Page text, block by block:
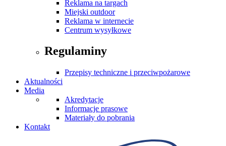
Reklama na targach
Miejski outdoor
Reklama w internecie
Centrum wysyłkowe
Regulaminy
Przepisy techniczne i przeciwpożarowe
Aktualności
Media
Akredytacje
Informacje prasowe
Materiały do pobrania
Kontakt